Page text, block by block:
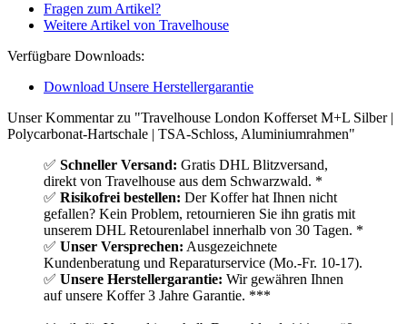
Fragen zum Artikel?
Weitere Artikel von Travelhouse
Verfügbare Downloads:
Download Unsere Herstellergarantie
Unser Kommentar zu "Travelhouse London Kofferset M+L Silber |
Polycarbonat-Hartschale | TSA-Schloss, Aluminiumrahmen"
✅ Schneller Versand: Gratis DHL Blitzversand,
direkt von Travelhouse aus dem Schwarzwald. *
✅ Risikofrei bestellen: Der Koffer hat Ihnen nicht
gefallen? Kein Problem, retournieren Sie ihn gratis mit
unserem DHL Retourenlabel innerhalb von 30 Tagen. *
✅ Unser Versprechen: Ausgezeichnete
Kundenberatung und Reparaturservice (Mo.-Fr. 10-17).
✅ Unsere Herstellergarantie: Wir gewähren Ihnen
auf unsere Koffer 3 Jahre Garantie. ***